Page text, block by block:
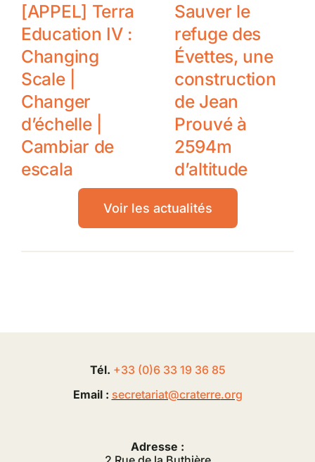
[APPEL] Terra
Education IV :
Changing
Scale |
Changer
d’échelle |
Cambiar de
escala
Sauver le
refuge des
Évettes, une
construction
de Jean
Prouvé à
2594m
d’altitude
Voir les actualités
Tél. +33 (0)6 33 19 36 85
Email : secretariat@craterre.org
Adresse :